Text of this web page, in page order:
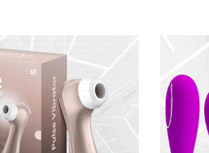
hay chuyên nghiệp hơn? Bạn có